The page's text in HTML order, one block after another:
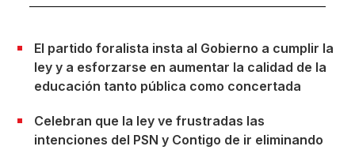
El partido foralista insta al Gobierno a cumplir la
ley y a esforzarse en aumentar la calidad de la
educación tanto pública como concertada
Celebran que la ley ve frustradas las
intenciones del PSN y Contigo de ir eliminando